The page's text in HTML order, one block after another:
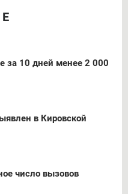
за 10 дней менее 2 000
в Кировской
число вызовов